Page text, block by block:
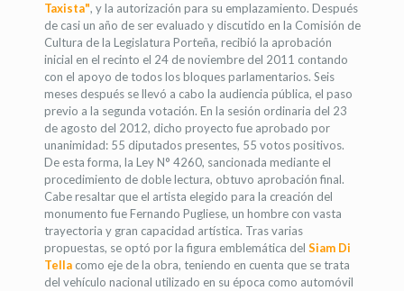
Taxista", y la autorización para su emplazamiento. Después
de casi un año de ser evaluado y discutido en la Comisión de
Cultura de la Legislatura Porteña, recibió la aprobación
inicial en el recinto el 24 de noviembre del 2011 contando
con el apoyo de todos los bloques parlamentarios. Seis
meses después se llevó a cabo la audiencia pública, el paso
previo a la segunda votación. En la sesión ordinaria del 23
de agosto del 2012, dicho proyecto fue aprobado por
unanimidad: 55 diputados presentes, 55 votos positivos.
De esta forma, la Ley N° 4260, sancionada mediante el
procedimiento de doble lectura, obtuvo aprobación final.
Cabe resaltar que el artista elegido para la creación del
monumento fue Fernando Pugliese, un hombre con vasta
trayectoria y gran capacidad artística. Tras varias
propuestas, se optó por la figura emblemática del Siam Di
Tellacomo eje de la obra, teniendo en cuenta que se trata
del vehículo nacional utilizado en su época como automóvil